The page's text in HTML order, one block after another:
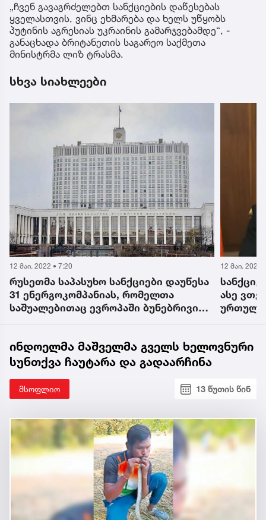
„ჩვენ გავაგრძელებთ სანქციების დაწესებას
ყველასთვის, ვინც ეხმარება და ხელს უწყობს
პუტინის აგრესიას უკრაინის გამარჯვებამდე“, -
განაცხადა ბრიტანეთის საგარეო საქმეთა
მინისტრმა ლიზ ტრასმა.
სხვა სიახლეები
12 მაი. 2022 • 7:20
რუსეთმა საპასუხო სანქციები დაუწესა
31 ენერგოკომპანიას, რომელთა
საშუალებითაც ევროპაში ბუნებრივი
12 მაი. 2022
ასე
ინდოელმა მაშველმა გველს ხელოვნური
სუნთქვა ჩაუტარა და გადაარჩინა
მსოფლიო 13 წუთის წინ